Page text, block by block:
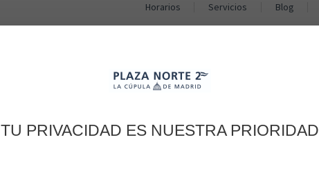
Horarios Servicios Blog
SINGULARU
TU PRIVACIDAD ES NUESTRA PRIORIDAD